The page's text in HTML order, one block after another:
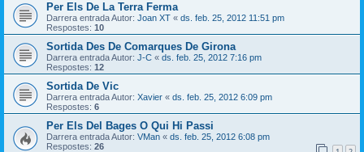
Per Els De La Terra Ferma
Darrera entrada Autor: Joan XT « ds. feb. 25, 2012 11:51 pm
Respostes: 10
Sortida Des De Comarques De Girona
Darrera entrada Autor: J-C « ds. feb. 25, 2012 7:16 pm
Respostes: 12
Sortida De Vic
Darrera entrada Autor: Xavier « ds. feb. 25, 2012 6:09 pm
Respostes: 6
Per Els Del Bages O Qui Hi Passi
Darrera entrada Autor: VMan « ds. feb. 25, 2012 6:08 pm
Respostes: 26